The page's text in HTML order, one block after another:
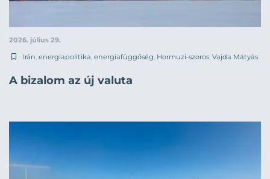
2026. július 29.
Irán, energiapolitika, energiafüggőség, Hormuzi-szoros, Vajda Mátyás
A bizalom az új valuta